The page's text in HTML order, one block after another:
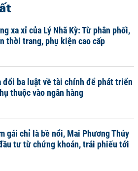
xa xỉ của Lý Nhã Kỳ: Từ phân phối,
thời trang, phụ kiện cao cấp
đổi ba luật về tài chính để phát triển
thuộc vào ngân hàng
gái chỉ là bề nổi, Mai Phương Thúy
tư từ chứng khoán, trái phiếu tới